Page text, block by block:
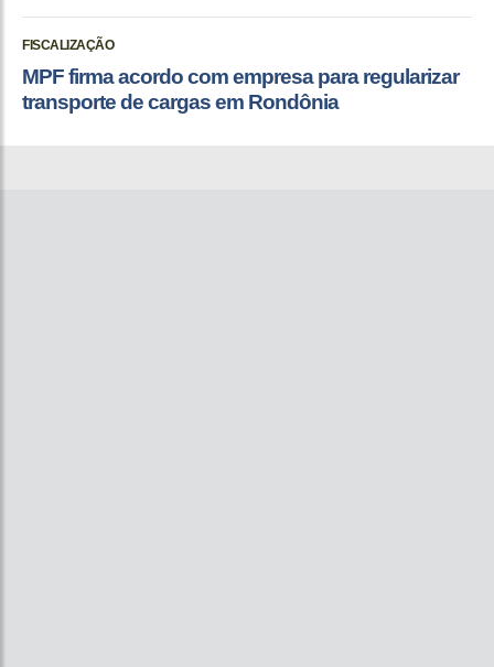
FISCALIZAÇÃO
MPF firma acordo com empresa para regularizar
transporte de cargas em Rondônia